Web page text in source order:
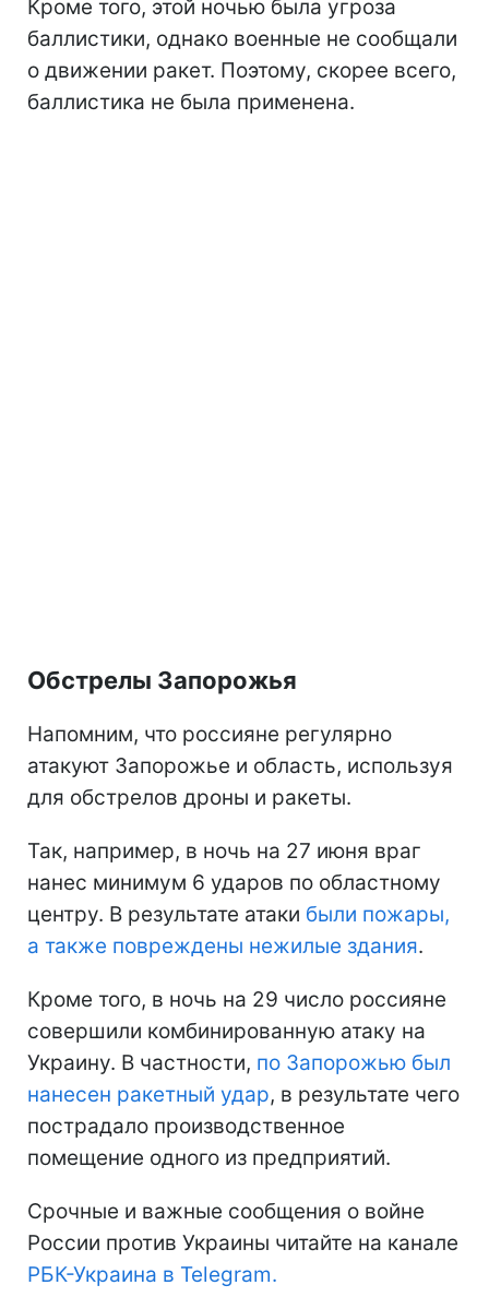
Кроме того, этой ночью была угроза
баллистики, однако военные не сообщали
о движении ракет. Поэтому, скорее всего,
баллистика не была применена.
Обстрелы Запорожья
Напомним, что россияне регулярно
атакуют Запорожье и область, используя
для обстрелов дроны и ракеты.
Так, например, в ночь на 27 июня враг
нанес минимум 6 ударов по областному
центру. В результате атаки были пожары,
а также повреждены нежилые здания.
Кроме того, в ночь на 29 число россияне
совершили комбинированную атаку на
Украину. В частности, по Запорожью был
нанесен ракетный удар, в результате чего
пострадало производственное
помещение одного из предприятий.
Срочные и важные сообщения о войне
России против Украины читайте на канале
РБК-Украина в Telegram.